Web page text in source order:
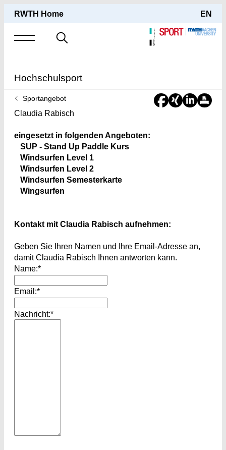
RWTH Home EN
Suche
Hochschulsport
Sie
sind
hier:
Sportangebot
Claudia Rabisch
eingesetzt in folgenden Angeboten:
SUP - Stand Up Paddle Kurs
Windsurfen Level 1
Windsurfen Level 2
Windsurfen Semesterkarte
Wingsurfen
Kontakt mit Claudia Rabisch aufnehmen:
Geben Sie Ihren Namen und Ihre Email-Adresse an,
damit Claudia Rabisch Ihnen antworten kann.
Name:*
Email:*
Nachricht:*